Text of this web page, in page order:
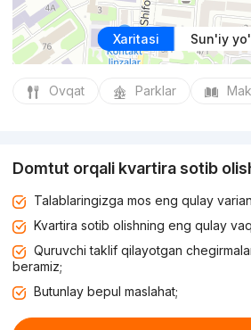
Xaritasi Sun'iy
Ovqat Parklar
Domtut orqali kvartira sotib
Talablaringizga mos eng qulay
Kvartira sotib olishning eng qulay
Quruvchi taklif qilayotgan
beramiz;
Butunlay bepul maslahat;